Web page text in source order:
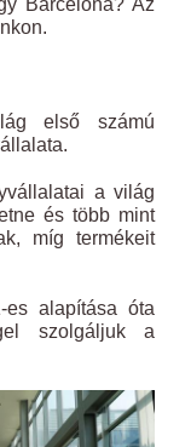
Barcelona? Az
első számú
a világ
és több mint
míg termékeit
es alapítása óta
szolgáljuk a